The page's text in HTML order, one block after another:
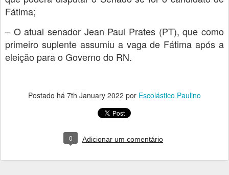
Fátima;
– O atual senador Jean Paul Prates (PT), que como
primeiro suplente assumiu a vaga de Fátima após a
eleição para o Governo do RN.
Postado há 7th January 2022 por Escolástico Paulino
0 Adicionar um comentário